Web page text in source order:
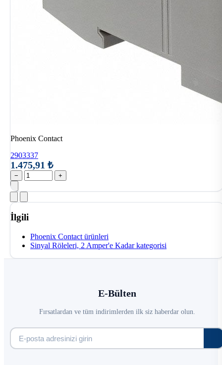
Phoenix Contact
2903337
1.475,91 ₺
− +
İlgili
Phoenix Contact ürünleri
Sinyal Röleleri, 2 Amper'e Kadar kategorisi
E-Bülten
Fırsatlardan ve tüm indirimlerden ilk siz haberdar olun.